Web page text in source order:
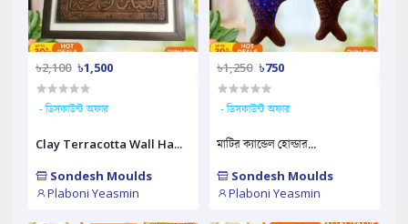
৳2,100 ৳1,500
- ডিসকাউন্ট অফার
Clay Terracotta Wall Ha...
Sondesh Moulds
Plaboni Yeasmin
৳1,250 ৳750
- ডিসকাউন্ট অফার
মাটির ক্যান্ডেল হোল্ডার...
Sondesh Moulds
Plaboni Yeasmin